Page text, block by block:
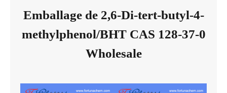
Emballage de 2,6-Di-tert-butyl-4-
methylphenol/BHT CAS 128-37-0
Wholesale